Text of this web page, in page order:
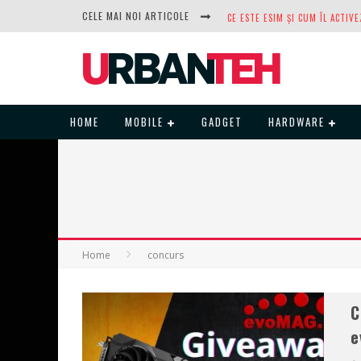
CELE MAI NOI ARTICOLE
DUPĂ ANI DE REFUZURI,
HOME MOBILE GADGET HARDWARE
Home concurs